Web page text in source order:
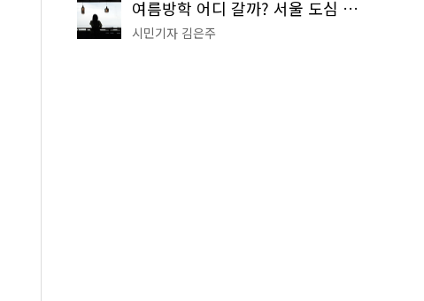
여름방학 어디 갈까? 서울 도심 무료 실내 여행 코스 추천
시민기자 김은주